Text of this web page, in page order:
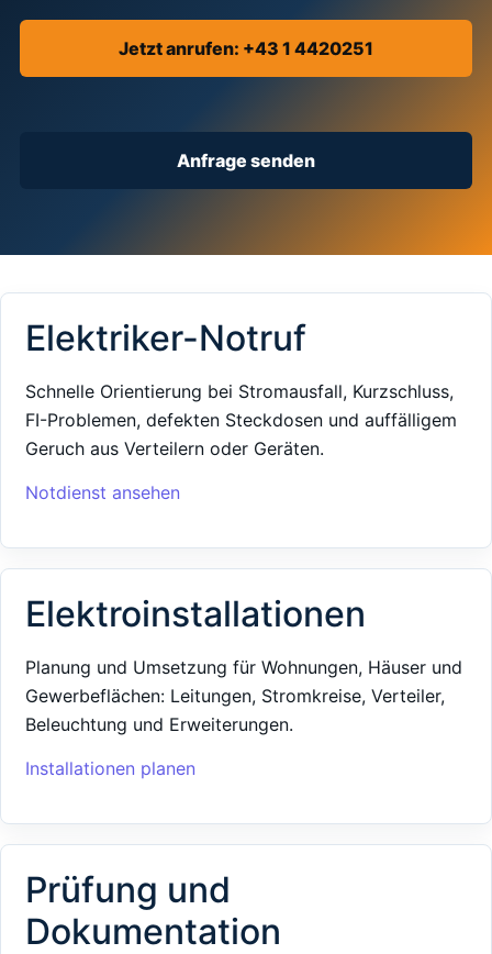
Jetzt anrufen: +43 1 4420251
Anfrage senden
Elektriker-Notruf
Schnelle Orientierung bei Stromausfall, Kurzschluss,
FI-Problemen, defekten Steckdosen und auffälligem
Geruch aus Verteilern oder Geräten.
Notdienst ansehen
Elektroinstallationen
Planung und Umsetzung für Wohnungen, Häuser und
Gewerbeflächen: Leitungen, Stromkreise, Verteiler,
Beleuchtung und Erweiterungen.
Installationen planen
Prüfung und
Dokumentation